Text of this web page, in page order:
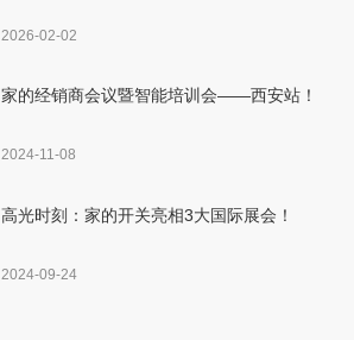
2026-02-02
家的经销商会议暨智能培训会——西安站！
2024-11-08
高光时刻：家的开关亮相3大国际展会！
2024-09-24